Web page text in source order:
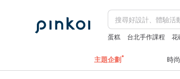
蛋糕 台北手作課程 花
主題企劃 時